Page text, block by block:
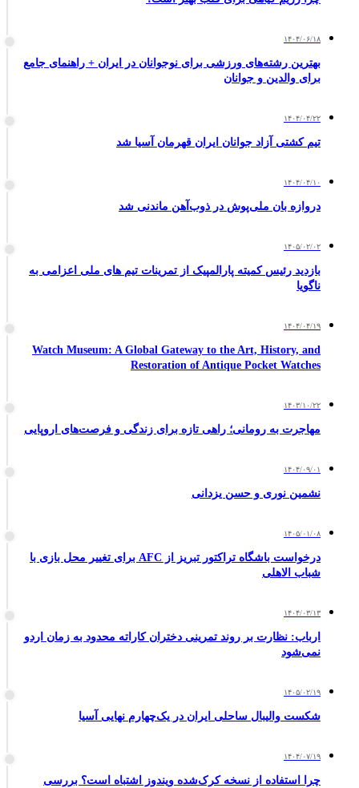
۱۴۰۴/۰۶/۱۸
بهترین رشته‌های ورزشی برای نوجوانان در ایران + راهنمای جامع
برای والدین و جوانان
۱۴۰۴/۰۴/۲۲
تیم کشتی آزاد جوانان ایران قهرمان آسیا شد
۱۴۰۴/۰۴/۱۰
دروازه بان ملی‌پوش در ذوب‌آهن ماندنی شد
۱۴۰۵/۰۲/۰۲
بازدید رئیس کمیته پارالمپیک از تمرینات تیم های ملی اعزامی به
ناگویا
۱۴۰۴/۰۴/۱۹
Watch Museum: A Global Gateway to the Art, History, and
Restoration of Antique Pocket Watches
۱۴۰۳/۱۰/۲۲
مهاجرت به رومانی؛ راهی تازه برای زندگی و فرصت‌های اروپایی
۱۴۰۴/۰۹/۰۱
نشمین نوری و حسن یزدانی
۱۴۰۵/۰۱/۰۸
درخواست باشگاه تراکتور تبریز از AFC برای تغییر محل بازی با
شباب الاهلی
۱۴۰۴/۰۳/۱۳
ارباب: نظارت بر روند تمرینی دختران کاراته محدود به زمان اردو
نمی‌شود
۱۴۰۵/۰۲/۱۹
شکست والیبال ساحلی ایران در یک‌چهارم نهایی آسیا
۱۴۰۴/۰۷/۱۹
چرا استفاده از نسخه کرک‌شده ویندوز اشتباه است؟ بررسی